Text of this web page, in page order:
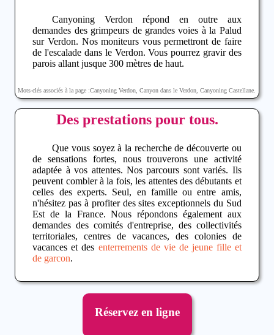
Canyoning Verdon répond en outre aux
demandes des grimpeurs de grandes voies à la Palud
sur Verdon. Nos moniteurs vous permettront de faire
de l'escalade dans le Verdon. Vous pourrez gravir des
parois allant jusque 300 mètres de haut.
Mots-clés associés à la page :Canyoning Verdon,Canyon dans le Verdon,Canyoning Castellane.
Des prestations pour tous.
Que vous soyez à la recherche de découverte ou
de sensations fortes, nous trouverons une activité
adaptée à vos attentes. Nos parcours sont variés. Ils
peuvent combler à la fois, les attentes des débutants et
celles des experts. Seul, en famille ou entre amis,
n'hésitez pas à profiter des sites exceptionnels du Sud
Est de la France. Nous répondons également aux
demandes des comités d'entreprise, des collectivités
territoriales, centres de vacances, des colonies de
vacances et des enterrements de vie de jeune fille et
de garcon.
Réservez en ligne